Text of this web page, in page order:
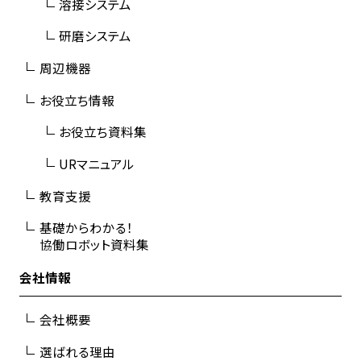
溶接システム
研磨システム
周辺機器
お役立ち情報
お役立ち資料集
URマニュアル
教育支援
基礎からわかる！
協働ロボット資料集
会社情報
会社概要
選ばれる理由